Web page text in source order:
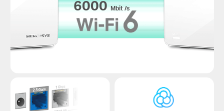
6000Mbit /s